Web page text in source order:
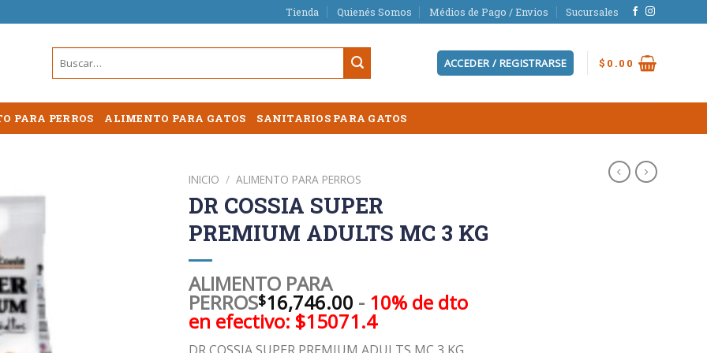
Tienda Quienés Somos Médios de Pago / Envios Sucursales
por:
ACCEDER / REGISTRARSE $ 0.00
PARA PERROS ALIMENTO PARA GATOS SANITARIOS PARA GATOS
INICIO / ALIMENTO PARA PERROS
DR COSSIA SUPER
PREMIUM ADULTS MC 3 KG
ALIMENTO PARA
PERROS$16,746.00 - 10% de dto
en efectivo: $15071.4